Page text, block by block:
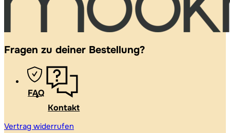
Fragen zu deiner Bestellung?
FAQ
Kontakt
Vertrag widerrufen